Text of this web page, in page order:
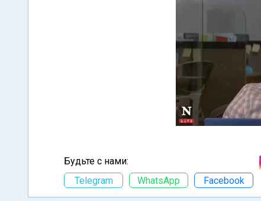
Будьте с нами:
Telegram
WhatsApp Facebook